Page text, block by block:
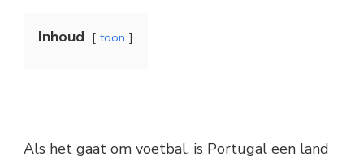
Inhoud toon
Als het gaat om voetbal, is Portugal een land